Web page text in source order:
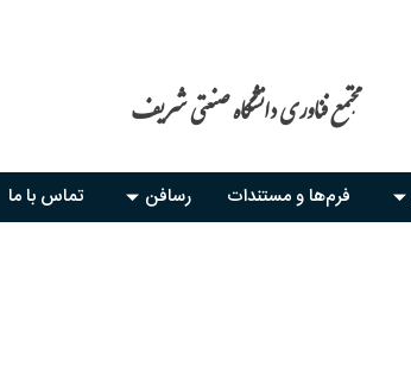
مجتمع فناوری دانشگاه صنعتی شریف
فرم‌ها و مستندات رسافن تماس با ما